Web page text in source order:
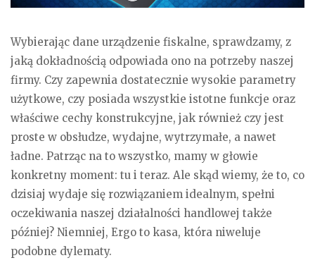
Wybierając dane urządzenie fiskalne, sprawdzamy, z
jaką dokładnością odpowiada ono na potrzeby naszej
firmy. Czy zapewnia dostatecznie wysokie parametry
użytkowe, czy posiada wszystkie istotne funkcje oraz
właściwe cechy konstrukcyjne, jak również czy jest
proste w obsłudze, wydajne, wytrzymałe, a nawet
ładne. Patrząc na to wszystko, mamy w głowie
konkretny moment: tu i teraz. Ale skąd wiemy, że to, co
dzisiaj wydaje się rozwiązaniem idealnym, spełni
oczekiwania naszej działalności handlowej także
później? Niemniej, Ergo to kasa, która niweluje
podobne dylematy.